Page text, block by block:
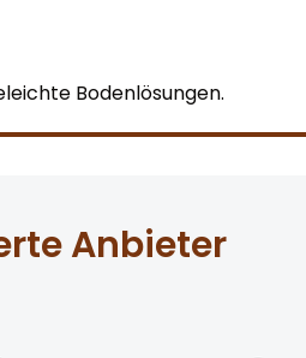
Bodenlösungen.
Anbieter